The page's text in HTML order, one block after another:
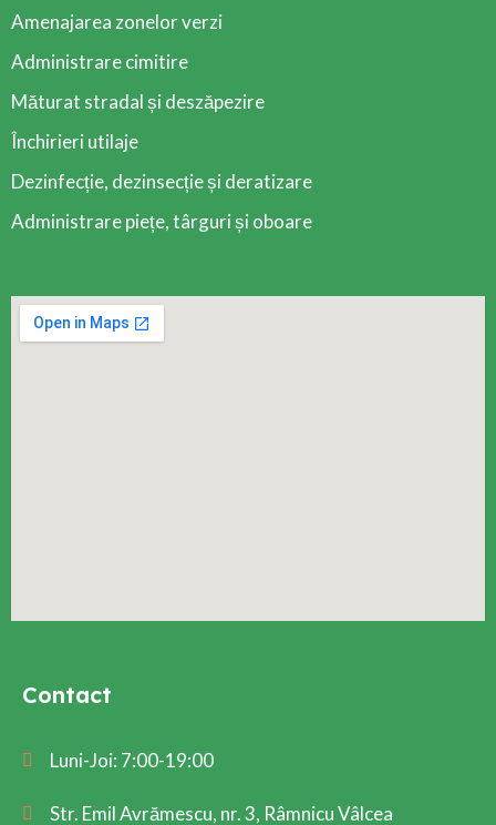
Amenajarea zonelor verzi
Administrare cimitire
Măturat stradal și deszăpezire
Închirieri utilaje
Dezinfecție, dezinsecție și deratizare
Administrare piețe, târguri și oboare
Contact
Luni-Joi: 7:00-19:00
Str. Emil Avrămescu, nr. 3, Râmnicu Vâlcea